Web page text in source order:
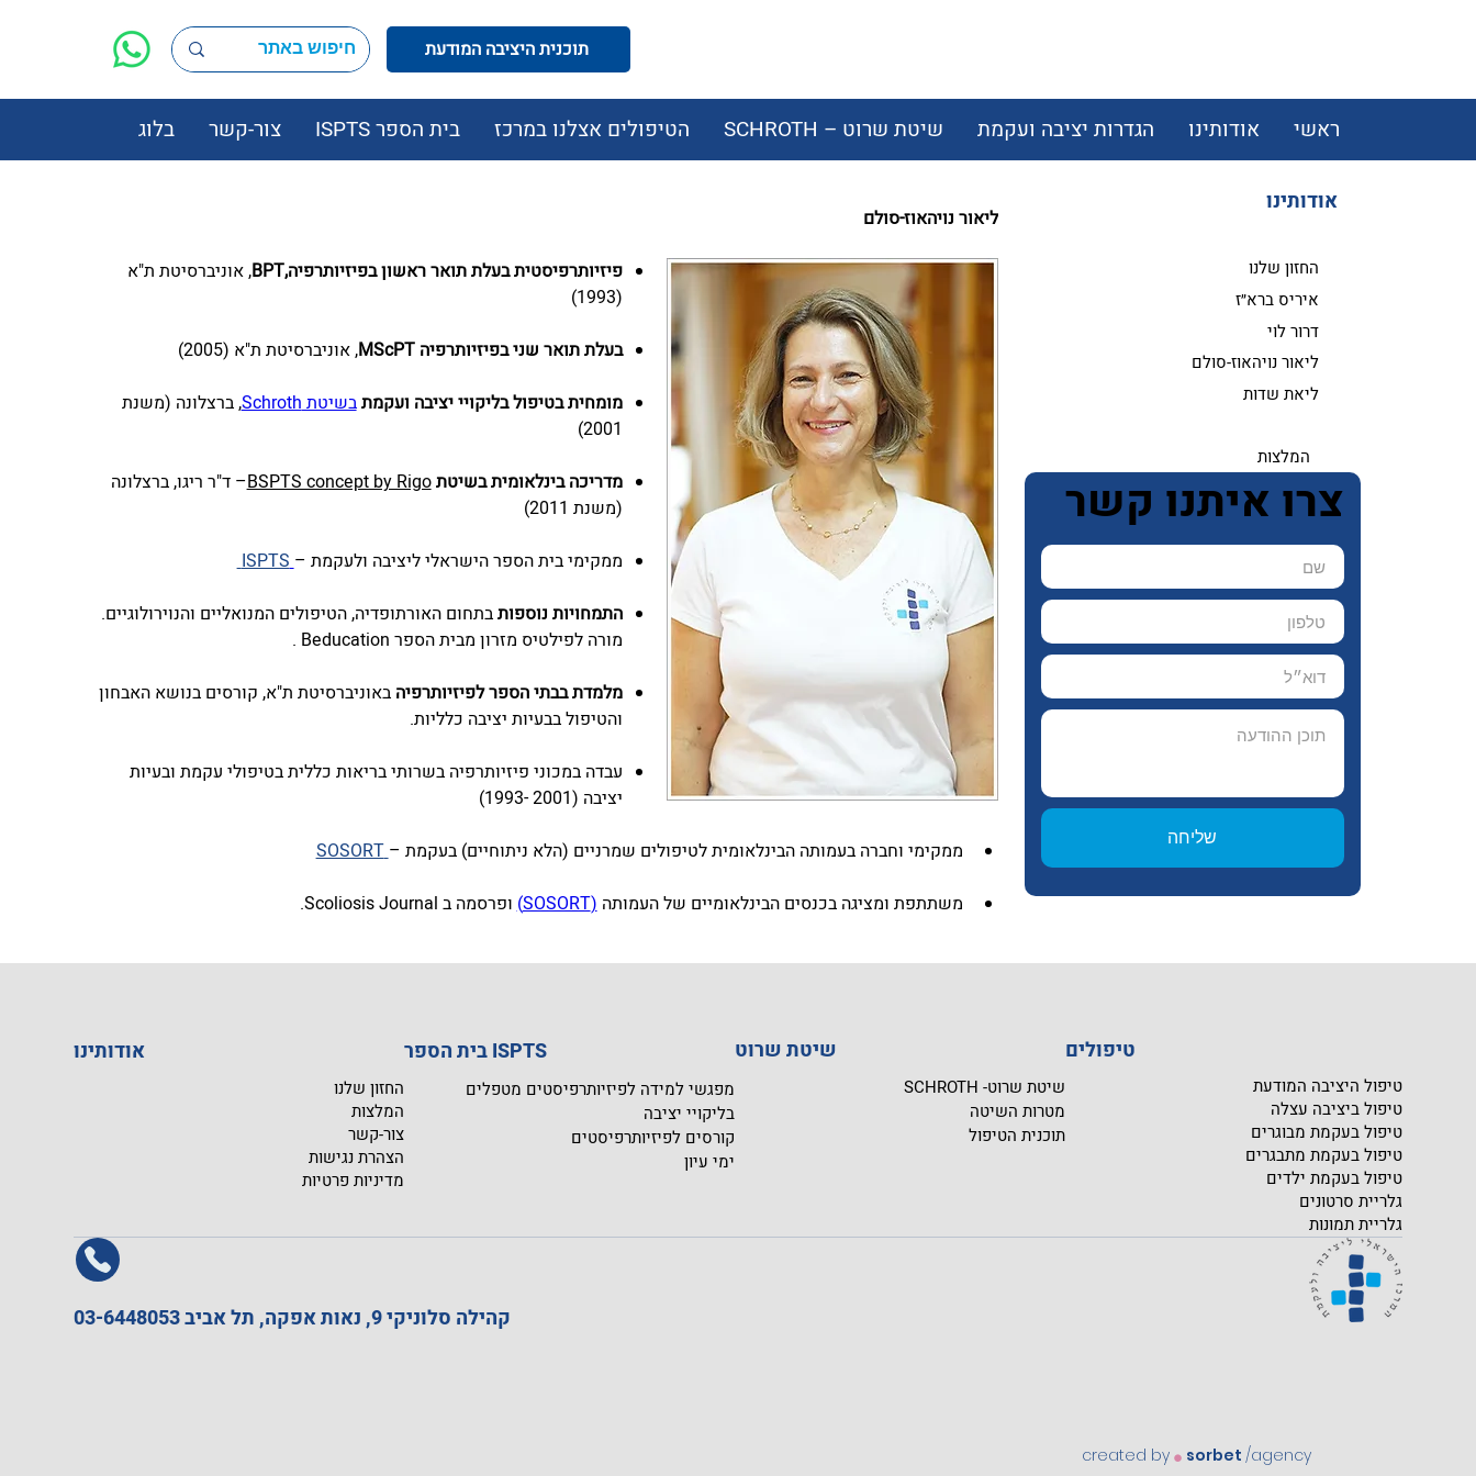
ראשי אודותינו הגדרות יציבה ועקמת שיטת שרוט – SCHROTH הטיפולים אצלנו במרכז בית הספר ISPTS צור-קשר בלוג
תוכנית היציבה המודעת
ליאור נויהאוז-סולם
פיזיותרפיסטית בעלת תואר ראשון בפיזיותרפיה,BPT
, אוניברסיטת ת"א
(1993)
בעלת תואר שני בפיזיותרפיה MScPT
, אוניברסיטת ת"א (2005)
מומחית בטיפול בליקויי יציבה ועקמתבשיטת Schroth
, ברצלונה (משנת
2001)
מדריכה בינלאומית בשיטת BSPTS concept by Rigo– ד"ר ריגו, ברצלונה
(משנת 2011)
ממקימי בית הספר הישראלי ליציבה ולעקמת –ISPTS
התמחויות נוספות בתחום האורתופדיה, הטיפולים המנואליים והנוירולוגיים.
מורה לפילטיס מזרון מבית הספר Beducation .
מלמדת בבתי הספר לפיזיותרפיה באוניברסיטת ת"א, קורסים בנושא האבחון
והטיפול בבעיות יציבה כלליות.
עבדה במכוני פיזיותרפיה בשרותי בריאות כללית בטיפולי עקמת ובעיות
יציבה (2001 -1993)
ממקימי וחברה בעמותה הבינלאומית לטיפולים שמרניים (הלא ניתוחיים) בעקמת – SOSORT
משתתפת ומציגה בכנסים הבינלאומיים של העמותה (SOSORT) ופרסמה ב Scoliosis Journal.
אודותינו
החזון שלנו
איריס ברא״ז
דרור לוי
ליאור נויהאוז-סולם
ליאת שדות
המלצות
צרו איתנו קשר
שליחה
בית הספר ISPTS
מפגשי למידה לפיזיותרפיסטים מטפלים
בליקויי יציבה
קורסים לפיזיותרפיסטים
ימי עיון
שיטת שרוט
שיטת שרוט- SCHROTH
מטרות השיטה
תוכנית הטיפול
טיפולים
טיפול היציבה המודעת
טיפול ביציבה עצלה
טיפול בעקמת מבוגרים
טיפול בעקמת מתבגרים
טיפול בעקמת ילדים
גלריית סרטונים
גלריית תמונות
קהילה סלוניקי 9, נאות אפקה, תל אביב 03-6448053
אודותינו
החזון שלנו
המלצות
צור-קשר
הצהרת נגישות
מדיניות פרטיות
created by. sorbet /agency